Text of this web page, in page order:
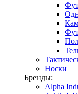
Носки
Бренды:
Alpha